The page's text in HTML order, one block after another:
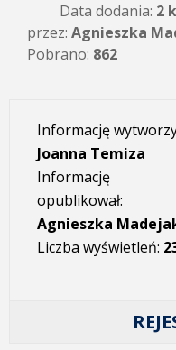
Data dodania: 2
przez: Agnieszka
Pobrano: 862
Informację
Joanna Temiza
Informację
opublikował:
Agnieszka
Liczba wyświetleń: